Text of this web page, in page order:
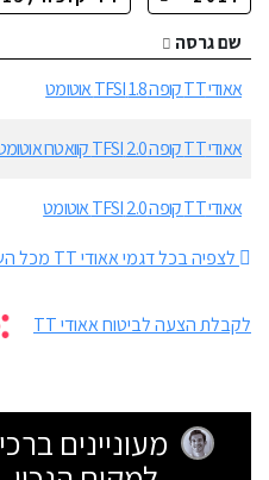
שם גרסה
אאודי TT קופה 1.8 TFSI אוטומט
אאודי TT קופה 2.0 TFSI קוואטרו אוטומט
אאודי TT קופה 2.0 TFSI אוטומט
לצפיה בכל דגמי אאודי TT מכל השנים
לקבלת הצעה לביטוח אאודי TT
מעוניינים